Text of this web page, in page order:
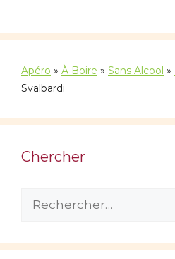
Apéro » À Boire » Sans Alcool »
Svalbardi
Chercher
Rechercher :